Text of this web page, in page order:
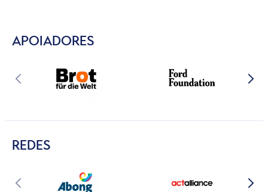
APOIADORES
REDES